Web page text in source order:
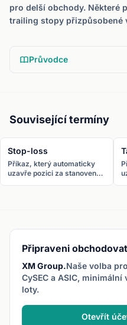
pro delší obchody. Některé
trailing stopy přizpůsobené
Průvodce
Související termíny
Stop-loss
Příkaz, který automaticky
uzavře pozici za stanovenou
Připraveni
XM Group.Naše volba
CySEC a ASIC,
loty.
Otevřít